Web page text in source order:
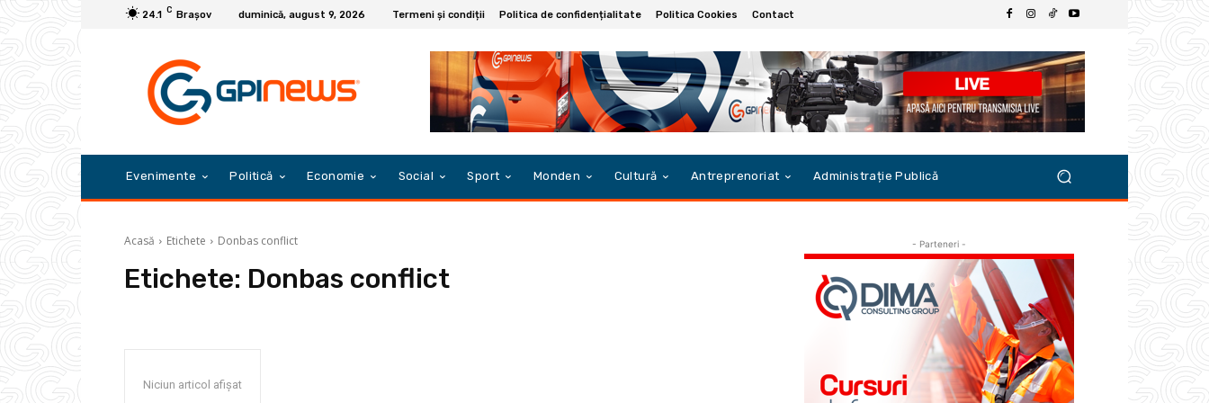
24.1 C Braşov duminică, august 9, 2026 Termeni și condiții Politica de confidențialitate Politica Cookies Contact
Evenimente Politică Economie Social Sport Monden Cultură Antreprenoriat Administrație Publică
Acasă Etichete Donbas conflict
Etichete: Donbas conflict
Niciun articol afișat
- Parteneri -